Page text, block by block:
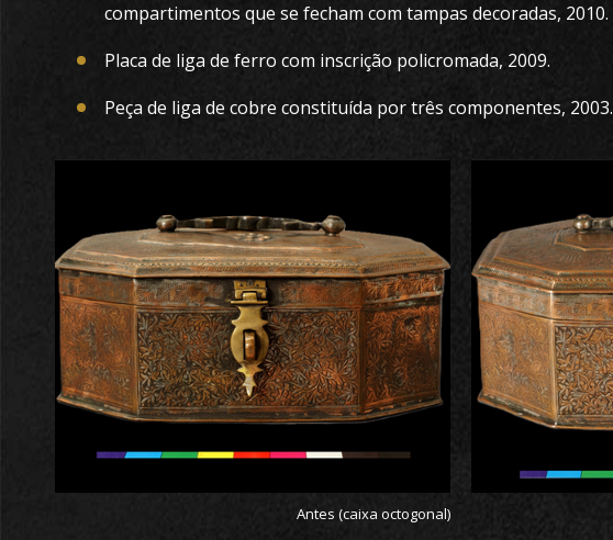
compartimentos que se fecham com tampas decoradas, 2010.
Placa de liga de ferro com inscrição policromada, 2009.
Peça de liga de cobre constituída por três componentes, 2003.
Antes (caixa octogonal)